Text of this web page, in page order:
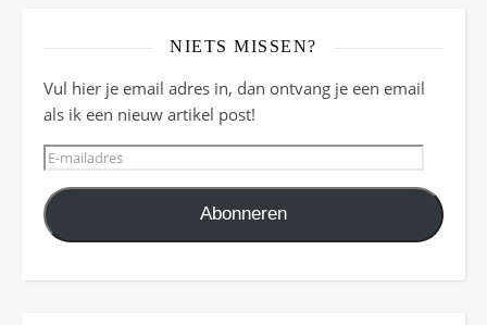
NIETS MISSEN?
Vul hier je email adres in, dan ontvang je een email
als ik een nieuw artikel post!
E-mailadres
Abonneren